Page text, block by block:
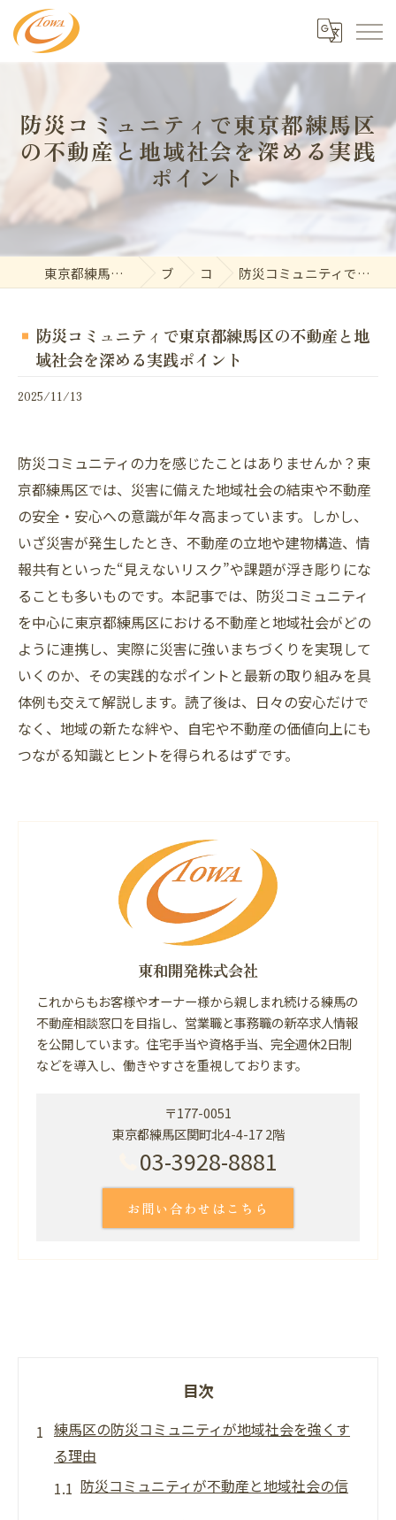
防災コミュニティで東京都練馬区
の不動産と地域社会を深める実践
ポイント
東京都練馬で不動産の求人なら東和開発株式会社 ブログ コラム 防災コミュニティで東京都練馬区の不動産と地域社会を深める実践ポイント
防災コミュニティで東京都練馬区の不動産と地
域社会を深める実践ポイント
2025/11/13
防災コミュニティの力を感じたことはありませんか？東
京都練馬区では、災害に備えた地域社会の結束や不動産
の安全・安心への意識が年々高まっています。しかし、
いざ災害が発生したとき、不動産の立地や建物構造、情
報共有といった“見えないリスク”や課題が浮き彫りにな
ることも多いものです。本記事では、防災コミュニティ
を中心に東京都練馬区における不動産と地域社会がどの
ように連携し、実際に災害に強いまちづくりを実現して
いくのか、その実践的なポイントと最新の取り組みを具
体例も交えて解説します。読了後は、日々の安心だけで
なく、地域の新たな絆や、自宅や不動産の価値向上にも
つながる知識とヒントを得られるはずです。
東和開発株式会社
これからもお客様やオーナー様から親しまれ続ける練馬の
不動産相談窓口を目指し、営業職と事務職の新卒求人情報
を公開しています。住宅手当や資格手当、完全週休2日制
などを導入し、働きやすさを重視しております。
〒177-0051
東京都練馬区関町北4-4-17 2階
03-3928-8881
お問い合わせはこちら
目次
練馬区の防災コミュニティが地域社会を強くす
る理由
防災コミュニティが不動産と地域社会の信